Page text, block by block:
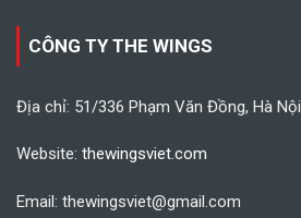
CÔNG TY THE WINGS
Địa chỉ: 51/336 Phạm Văn Đồng, Hà Nội
Website: thewingsviet.com
Email: thewingsviet@gmail.com